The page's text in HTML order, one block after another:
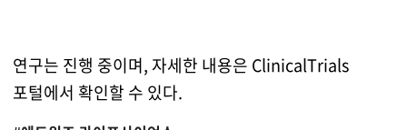
연구는 진행 중이며, 자세한 내용은 ClinicalTrials
포털에서 확인할 수 있다.